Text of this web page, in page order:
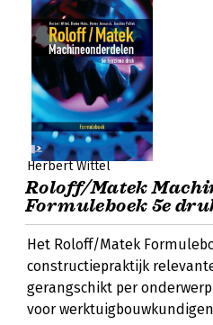
Herbert Wittel
Roloff/Matek
Formuleboek 5e
Het Roloff/Matek
constructiepraktijk
gerangschikt per
voor